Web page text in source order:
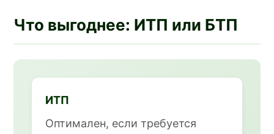
Что выгоднее: ИТП или БТП
ИТП
Оптимален, если требуется